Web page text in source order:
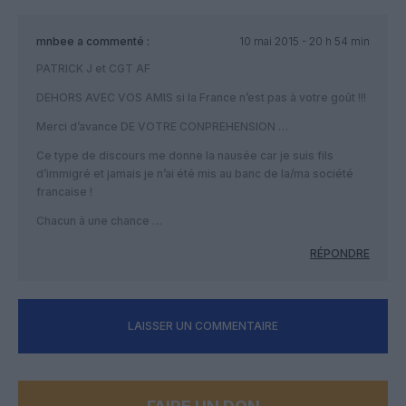
mnbee a commenté :
10 mai 2015 - 20 h 54 min
PATRICK J et CGT AF
DEHORS AVEC VOS AMIS si la France n’est pas à votre goût !!!
Merci d’avance DE VOTRE CONPREHENSION …
Ce type de discours me donne la nausée car je suis fils
d’immigré et jamais je n’ai été mis au banc de la/ma société
francaise !
Chacun à une chance …
RÉPONDRE
LAISSER UN COMMENTAIRE